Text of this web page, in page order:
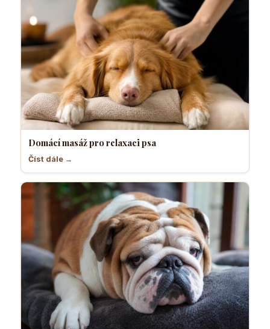
Domácí masáž pro relaxaci psa
Číst dále →